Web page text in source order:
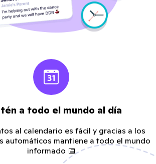
a todo el mundo al día
al calendario es fácil y gracias a los
automáticos mantiene a todo el mundo
informado 📅